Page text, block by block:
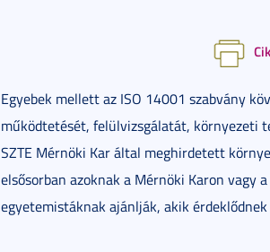
Egyebek mellett az ISO 14001 szabvány
működtetését, felülvizsgálatát, környezeti
SZTE Mérnöki Kar által meghirdetett
elsősorban azoknak a Mérnöki Karon vagy
egyetemistáknak ajánlják, akik